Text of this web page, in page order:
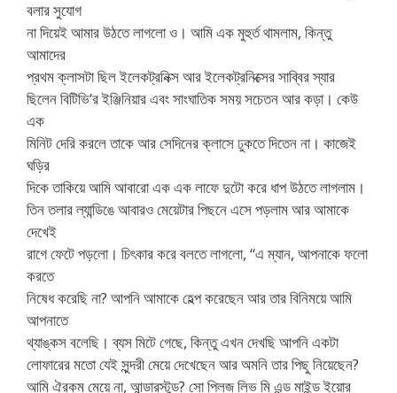
বলার সুযোগ
না দিয়েই আমার উঠতে লাগলো ও। আমি এক মুহুর্ত থামলাম, কিন্তু
আমাদের
প্রথম ক্লাসটা ছিল ইলেকট্রনিক্স আর ইলেকট্রনিক্সের সাব্বির স্যার
ছিলেন বিটিভি’র ইঞ্জিনিয়ার এবং সাংঘাতিক সময় সচেতন আর কড়া। কেউ
এক
মিনিট দেরি করলে তাকে আর সেদিনের ক্লাসে ঢুকতে দিতেন না। কাজেই
ঘড়ির
দিকে তাকিয়ে আমি আবারো এক এক লাফে দুটো করে ধাপ উঠতে লাগলাম।
তিন তলার ল্যান্ডিঙে আবারও মেয়েটার পিছনে এসে পড়লাম আর আমাকে
দেখেই
রাগে ফেটে পড়লো। চিৎকার করে বলতে লাগলো, “এ ম্যান, আপনাকে ফলো
করতে
নিষেধ করেছি না? আপনি আমাকে হেল্প করেছেন আর তার বিনিময়ে আমি
আপনাতে
থ্যাঙ্কস বলেছি। ব্যস মিটে গেছে, কিন্তু এখন দেখছি আপনি একটা
লোফারের মতো যেই সুন্দরী মেয়ে দেখেছেন আর অমনি তার পিছু নিয়েছেন?
আমি ঐরকম মেয়ে না, আন্ডারস্টুড? সো প্লিজ লিভ মি এন্ড মাইন্ড ইয়োর